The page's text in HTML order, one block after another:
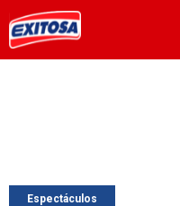
Espectáculos